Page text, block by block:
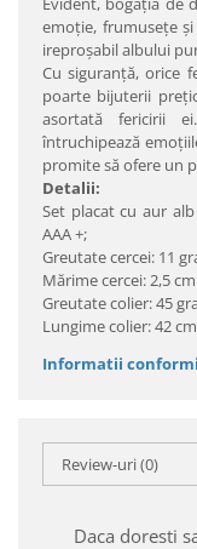
emoţie, frumuseţe
ireproşabil albului
Cu siguranţă, orice
poarte bijuterii
asortată fericirii
întruchipează
promite să ofere un
Detalii:
Set placat cu aur
AAA +;
Greutate cercei: 11
Mărime cercei: 2,5
Greutate colier: 45
Lungime colier: 42
Informatii
Review-uri(0)
Daca doresti